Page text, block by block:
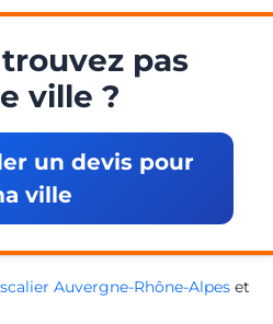
pas
ville ?
un devis pour
ville
Auvergne-Rhône-Alpes et